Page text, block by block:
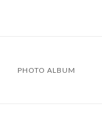
PHOTO ALBUM